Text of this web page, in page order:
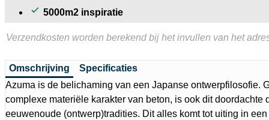
5000m2 inspiratie
Verzendkosten worden berekend bij het invullen van het
Omschrijving
Specificaties
Azuma is de belichaming van een Japanse ontwerpfilosofie.
complexe materiële karakter van beton, is ook dit doordachte
eeuwenoude (ontwerp)tradities. Dit alles komt tot uiting in